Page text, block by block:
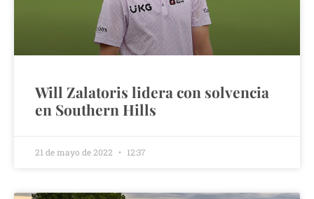
Will Zalatoris lidera con solvencia
en Southern Hills
21 de mayo de 2022 12:37